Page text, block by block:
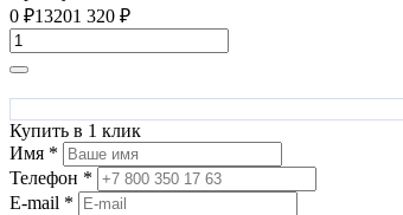
0 ₽13201 320 ₽
Купить в 1 клик
Имя *
Телефон *
E-mail *